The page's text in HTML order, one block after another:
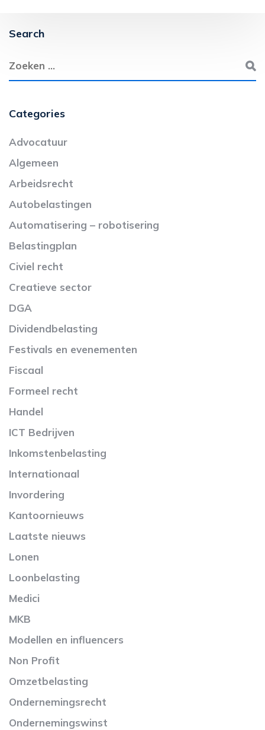
Search
Categories
Advocatuur
Algemeen
Arbeidsrecht
Autobelastingen
Automatisering – robotisering
Belastingplan
Civiel recht
Creatieve sector
DGA
Dividendbelasting
Festivals en evenementen
Fiscaal
Formeel recht
Handel
ICT Bedrijven
Inkomstenbelasting
Internationaal
Invordering
Kantoornieuws
Laatste nieuws
Lonen
Loonbelasting
Medici
MKB
Modellen en influencers
Non Profit
Omzetbelasting
Ondernemingsrecht
Ondernemingswinst